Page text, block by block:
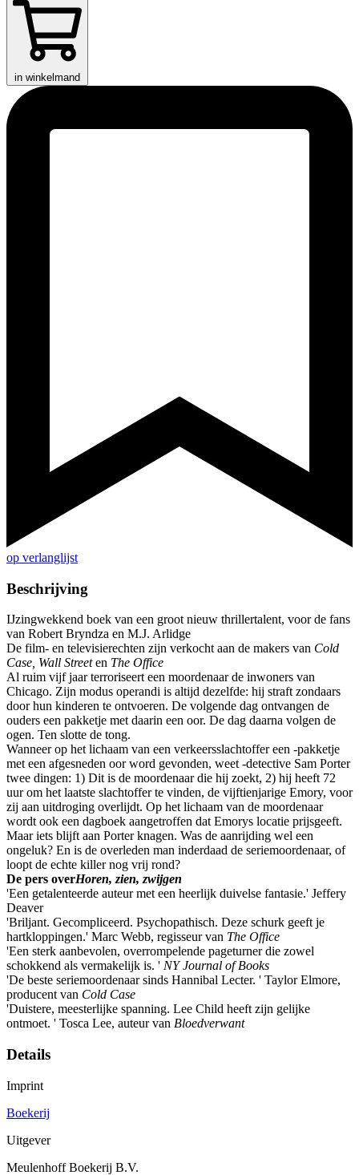
in winkelmand
op verlanglijst
Beschrijving
IJzingwekkend boek van een groot nieuw thrillertalent, voor de fans
van Robert Bryndza en M.J. Arlidge
De film- en televisierechten zijn verkocht aan de makers van Cold
Case, Wall Streeten The Office
Al ruim vijf jaar terroriseert een moordenaar de inwoners van
Chicago. Zijn modus operandi is altijd dezelfde: hij straft zondaars
door hun kinderen te ontvoeren. De volgende dag ontvangen de
ouders een pakketje met daarin een oor. De dag daarna volgen de
ogen. Ten slotte de tong.
Wanneer op het lichaam van een verkeersslachtoffer een -pakketje
met een afgesneden oor word gevonden, weet -detective Sam Porter
twee dingen: 1) Dit is de moordenaar die hij zoekt, 2) hij heeft 72
uur om het laatste slachtoffer te vinden, de vijftienjarige Emory, voor
zij aan uitdroging overlijdt. Op het lichaam van de moordenaar
wordt ook een dagboek aangetroffen dat Emorys locatie prijsgeeft.
Maar iets blijft aan Porter knagen. Was de aanrijding wel een
ongeluk? En is de overleden man inderdaad de seriemoordenaar, of
loopt de echte killer nog vrij rond?
De pers overHoren, zien, zwijgen
'Een getalenteerde auteur met een heerlijk duivelse fantasie.' Jeffery
Deaver
'Briljant. Gecompliceerd. Psychopathisch. Deze schurk geeft je
hartkloppingen.' Marc Webb, regisseur van The Office
'Een sterk aanbevolen, overrompelende pageturner die zowel
schokkend als vermakelijk is. ' NY Journal of Books
'De beste seriemoordenaar sinds Hannibal Lecter. ' Taylor Elmore,
producent van Cold Case
'Duistere, meesterlijke spanning. Lee Child heeft zijn gelijke
ontmoet. ' Tosca Lee, auteur van Bloedverwant
Details
Imprint
Boekerij
Uitgever
Meulenhoff Boekerij B.V.